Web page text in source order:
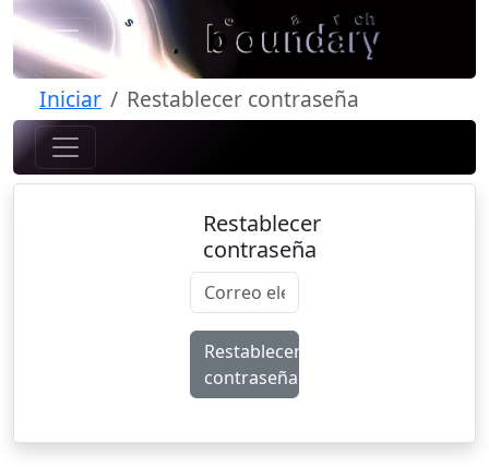
Iniciar Restablecer contraseña
Restablecer
contraseña
Restablecer
contraseña